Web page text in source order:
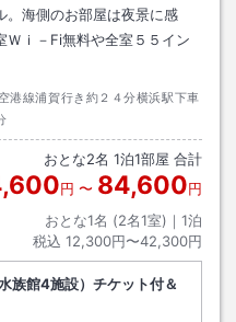
。海側のお部屋は夜景に感
Ｗｉ－Fi無料や全室５５イン
港線浦賀行き約２４分横浜駅下車
おとな2名 1泊1部屋 合計
円 〜 84,600円
おとな1名 (2名1室)｜ 1泊
税込 12,300円〜42,300円
族館4施設）チケット付＆